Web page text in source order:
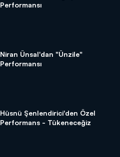
Performansı
Niran Ünsal'dan "Ünzile"
Performansı
Hüsnü Şenlendirici'den Özel
Performans - Tükeneceğiz